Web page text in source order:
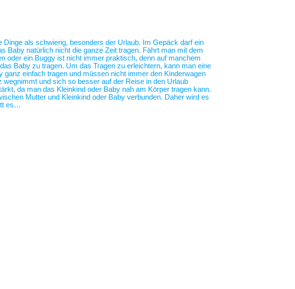
als schwierig, besonders der Urlaub. Im Gepäck darf ein
Baby natürlich nicht die ganze Zeit tragen. Fährt man mit dem
oder ein Buggy ist nicht immer praktisch, denn auf manchem
Baby zu tragen. Um das Tragen zu erleichtern, kann man eine
ganz einfach tragen und müssen nicht immer den Kinderwagen
und sich so besser auf der Reise in den Urlaub
da man das Kleinkind oder Baby nah am Körper tragen kann.
Mutter und Kleinkind oder Baby verbunden. Daher wird es
es…